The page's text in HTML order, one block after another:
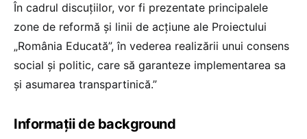
În cadrul discuțiilor, vor fi prezentate principalele
zone de reformă și linii de acțiune ale Proiectului
„România Educată”, în vederea realizării unui consens
social și politic, care să garanteze implementarea sa
și asumarea transpartinică.”
Informații de background